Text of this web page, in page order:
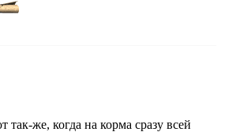
же, когда на корма сразу всей